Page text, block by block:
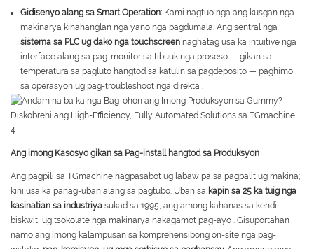
Gidisenyo alang sa Smart Operation: Kami nagtuo nga ang kusgan nga
makinarya kinahanglan nga yano nga pagdumala. Ang sentral nga
sistema sa PLC ug dako nga touchscreen naghatag usa ka intuitive nga
interface alang sa pag-monitor sa tibuuk nga proseso — gikan sa
temperatura sa pagluto hangtod sa katulin sa pagdeposito — paghimo
sa operasyon ug pag-troubleshoot nga direkta .
Ang imong Kasosyo gikan sa Pag-install hangtod sa Produksyon
Ang pagpili sa TGmachine nagpasabot ug labaw pa sa pagpalit ug makina;
kini usa ka panag-uban alang sa pagtubo. Uban sa kapin sa 25 ka tuig nga
kasinatian sa industriya sukad sa 1995, ang among kahanas sa kendi,
biskwit, ug tsokolate nga makinarya nakagamot pag-ayo . Gisuportahan
namo ang imong kalampusan sa komprehensibong on-site nga pag-